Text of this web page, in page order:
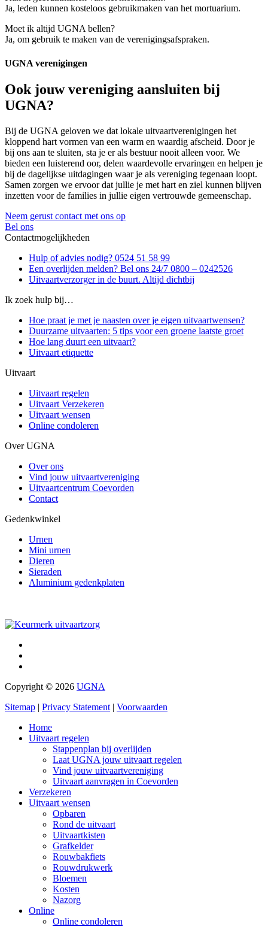
Ja, leden kunnen kosteloos gebruikmaken van het mortuarium.
Moet ik altijd UGNA bellen?
Ja, om gebruik te maken van de verenigingsafspraken.
UGNA verenigingen
Ook jouw vereniging aansluiten bij
UGNA?
Bij de UGNA geloven we dat lokale uitvaartverenigingen het
kloppend hart vormen van een warm en waardig afscheid. Door je
bij ons aan te sluiten, sta je er als bestuur nooit alleen voor. We
bieden een luisterend oor, delen waardevolle ervaringen en helpen je
bij de dagelijkse uitdagingen waar je als vereniging tegenaan loopt.
Samen zorgen we ervoor dat jullie je met hart en ziel kunnen blijven
inzetten voor de families in jullie eigen vertrouwde gemeenschap.
Neem gerust contact met ons op
Bel ons
Contactmogelijkheden
Hulp of advies nodig? 0524 51 58 99
Een overlijden melden? Bel ons 24/7 0800 – 0242526
Uitvaartverzorger in de buurt. Altijd dichtbij
Ik zoek hulp bij…
Hoe praat je met je naasten over je eigen uitvaartwensen?
Duurzame uitvaarten: 5 tips voor een groene laatste groet
Hoe lang duurt een uitvaart?
Uitvaart etiquette
Uitvaart
Uitvaart regelen
Uitvaart Verzekeren
Uitvaart wensen
Online condoleren
Over UGNA
Over ons
Vind jouw uitvaartvereniging
Uitvaartcentrum Coevorden
Contact
Gedenkwinkel
Urnen
Mini urnen
Dieren
Sieraden
Aluminium gedenkplaten
Copyright © 2026 UGNA
Sitemap | Privacy Statement | Voorwaarden
Home
Uitvaart regelen
Stappenplan bij overlijden
Laat UGNA jouw uitvaart regelen
Vind jouw uitvaartvereniging
Uitvaart aanvragen in Coevorden
Verzekeren
Uitvaart wensen
Opbaren
Rond de uitvaart
Uitvaartkisten
Grafkelder
Rouwbakfiets
Rouwdrukwerk
Bloemen
Kosten
Nazorg
Online
Online condoleren